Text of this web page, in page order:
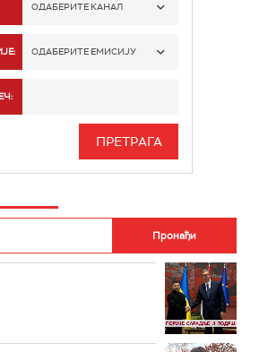
ОДАБЕРИТЕ КАНАЛ
РТС 1
РТС 3
ОДАБЕРИТЕ ЕМИСИЈУ
ИНФО